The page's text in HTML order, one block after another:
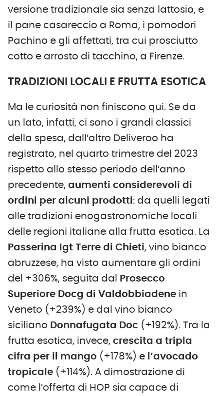
versione tradizionale sia senza lattosio, e
il pane casareccio a Roma, i pomodori
Pachino e gli affettati, tra cui prosciutto
cotto e arrosto di tacchino, a Firenze.
TRADIZIONI LOCALI E FRUTTA ESOTICA
Ma le curiosità non finiscono qui. Se da
un lato, infatti, ci sono i grandi classici
della spesa, dall’altro Deliveroo ha
registrato, nel quarto trimestre del 2023
rispetto allo stesso periodo dell’anno
precedente, aumenti considerevoli di
ordini per alcuni prodotti: da quelli legati
alle tradizioni enogastronomiche locali
delle regioni italiane alla frutta esotica. La
Passerina Igt Terre di Chieti, vino bianco
abruzzese, ha visto aumentare gli ordini
del +306%, seguita dal
Prosecco
Superiore Docg di Valdobbiadene in
Veneto (+239%) e dal vino bianco
siciliano Donnafugata Doc (+192%). Tra la
frutta esotica, invece, crescita a tripla
cifra per il mango (+178%) e l’avocado
tropicale (+114%). A dimostrazione di
come l’offerta di HOP sia capace di